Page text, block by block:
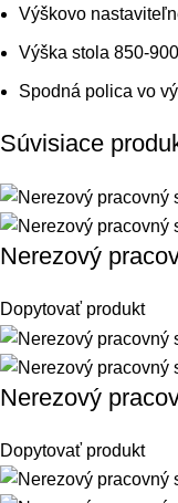
Výškovo
Výška stola 850-
Spodná polica vo
Súvisiace
Nerezový
Dopytovať produkt
Nerezový
Dopytovať produkt